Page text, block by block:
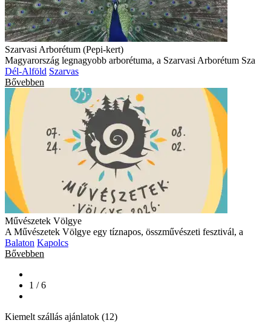
Szarvasi Arborétum (Pepi-kert)
Magyarország legnagyobb arborétuma, a Szarvasi Arborétum Sza
Dél-Alföld Szarvas
Bővebben
Művészetek Völgye
A Művészetek Völgye egy tíznapos, összművészeti fesztivál, a
Balaton Kapolcs
Bővebben
1 / 6
Kiemelt szállás ajánlatok (12)